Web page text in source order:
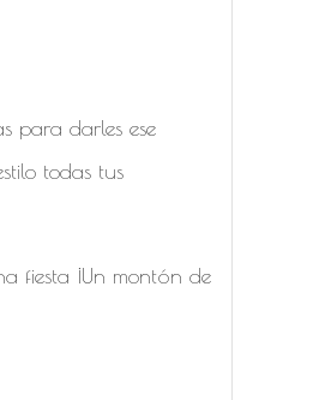
para darles ese
todas tus
fiesta ¡Un montón de